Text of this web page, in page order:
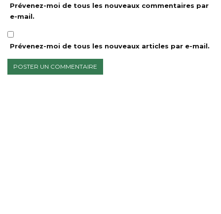
Prévenez-moi de tous les nouveaux commentaires par
e-mail.
Prévenez-moi de tous les nouveaux articles par e-mail.